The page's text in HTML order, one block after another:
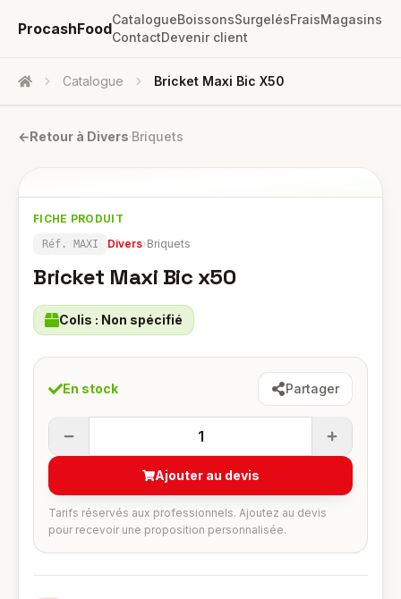
ProcashFood
CatalogueBoissonsSurgelésFraisMagasins
ContactDevenir client
Accueil Catalogue Bricket Maxi Bic X50
←Retour à Divers·Briquets
FICHE PRODUIT
Réf. MAXI Divers›Briquets
Bricket Maxi Bic x50
Colis : Non spécifié
En stock Partager
1
Ajouter au devis
Tarifs réservés aux professionnels. Ajoutez au devis
pour recevoir une proposition personnalisée.